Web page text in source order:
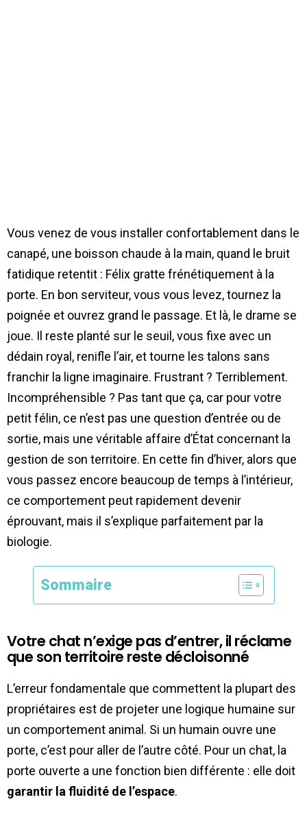
Vous venez de vous installer confortablement dans le
canapé, une boisson chaude à la main, quand le bruit
fatidique retentit : Félix gratte frénétiquement à la
porte. En bon serviteur, vous vous levez, tournez la
poignée et ouvrez grand le passage. Et là, le drame se
joue. Il reste planté sur le seuil, vous fixe avec un
dédain royal, renifle l’air, et tourne les talons sans
franchir la ligne imaginaire. Frustrant ? Terriblement.
Incompréhensible ? Pas tant que ça, car pour votre
petit félin, ce n’est pas une question d’entrée ou de
sortie, mais une véritable affaire d’État concernant la
gestion de son territoire. En cette fin d’hiver, alors que
vous passez encore beaucoup de temps à l’intérieur,
ce comportement peut rapidement devenir
éprouvant, mais il s’explique parfaitement par la
biologie.
Sommaire
Votre chat n’exige pas d’entrer, il réclame
que son territoire reste décloisonné
L’erreur fondamentale que commettent la plupart des
propriétaires est de projeter une logique humaine sur
un comportement animal. Si un humain ouvre une
porte, c’est pour aller de l’autre côté. Pour un chat, la
porte ouverte a une fonction bien différente : elle doit
garantir la fluidité de l’espace.